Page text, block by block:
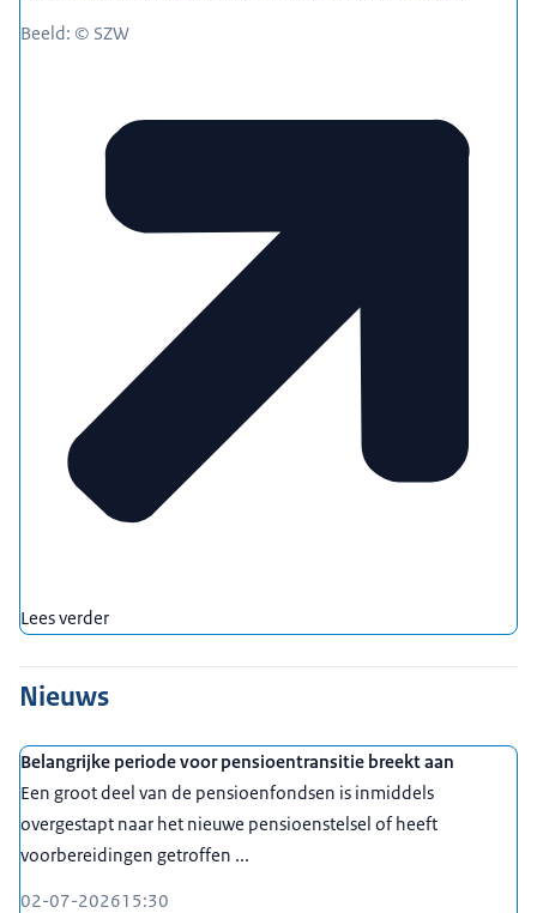
Beeld: © SZW
Lees verder
Nieuws
Belangrijke periode voor pensioentransitie breekt aan
Een groot deel van de pensioenfondsen is inmiddels
overgestapt naar het nieuwe pensioenstelsel of heeft
voorbereidingen getroffen ...
02-07-202615:30